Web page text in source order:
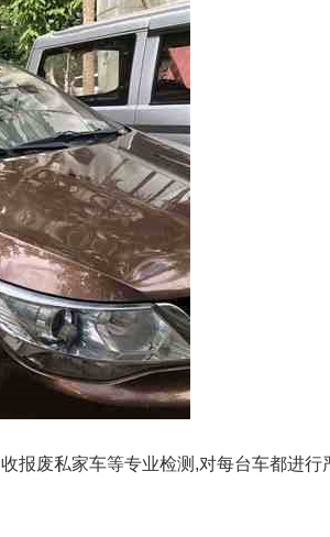
报废私家车等专业检测,对每台车都进行